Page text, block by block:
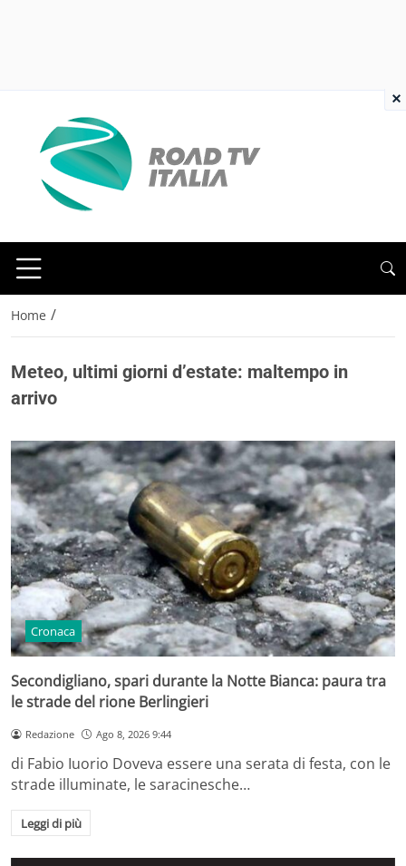
Home /
Meteo, ultimi giorni d’estate: maltempo in
arrivo
Cronaca
Secondigliano, spari durante la Notte Bianca: paura tra
le strade del rione Berlingieri
Redazione Ago 8, 2026 9:44
di Fabio Iuorio Doveva essere una serata di festa, con le
strade illuminate, le saracinesche…
Leggi di più
×